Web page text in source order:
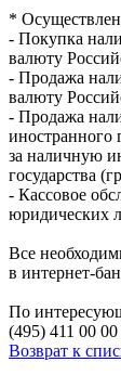
*
- Покупка
валюту
- Продажа
валюту
- Продажа
иностранного
за наличную
государства
- Кассовое
юридических
Все
в интернет-
По
(495) 411 00
Возврат к